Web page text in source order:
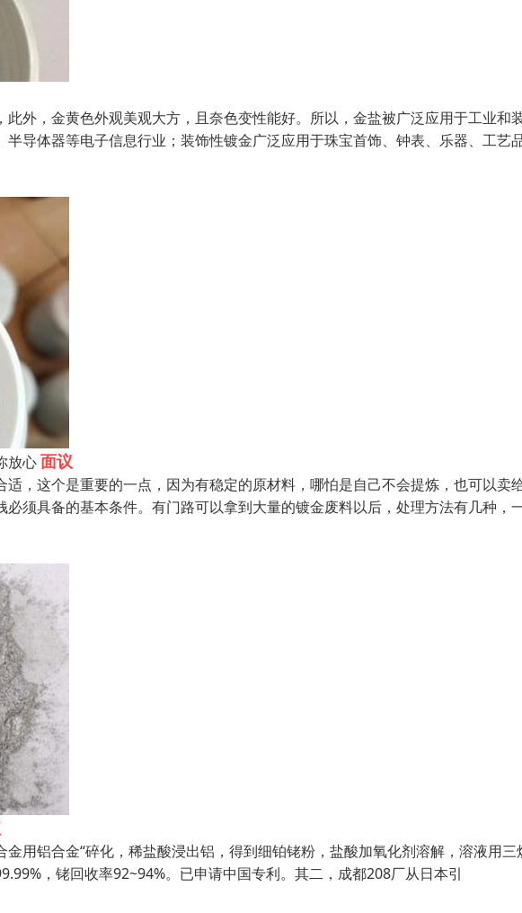
外，金黄色外观美观大方，且奈色变性能好。所以，金盐被广泛应用于工业和
导体器等电子信息行业；装饰性镀金广泛应用于珠宝首饰、钟表、乐器、工艺
放心面议
，这个是重要的一点，因为有稳定的原材料，哪怕是自己不会提炼，也可以卖
须具备的基本条件。有门路可以拿到大量的镀金废料以后，处理方法有几种，
用铝合金“碎化，稀盐酸浸出铝，得到细铂铑粉，盐酸加氧化剂溶解，溶液用三
，铑回收率92~94%。已申请中国专利。其二，成都208厂从日本引